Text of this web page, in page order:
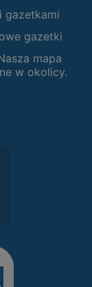
gazetkami
gazetki
mapa
w okolicy.